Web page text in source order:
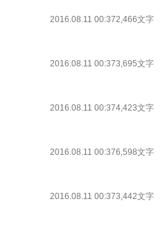
2016.08.11 00:372,466文字
2016.08.11 00:373,695文字
2016.08.11 00:374,423文字
2016.08.11 00:376,598文字
2016.08.11 00:373,442文字